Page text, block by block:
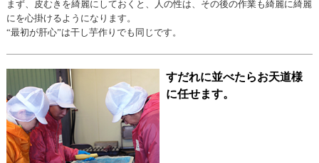
まず、皮むきを綺麗にしておくと、人の性は、その後の作業も綺麗に綺麗
にを心掛けるようになります。
“最初が肝心”は干し芋作りでも同じです。
すだれに並べたらお天道様
に任せます。